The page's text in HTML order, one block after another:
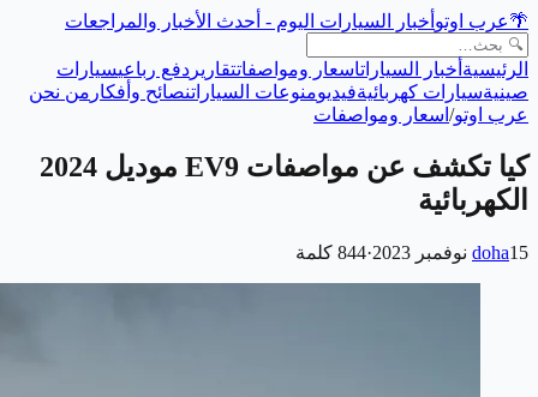
🌴عرب اوتو أخبار السيارات اليوم - أحدث الأخبار والمراجعات
الرئيسية أخبار السياراتاسعار ومواصفاتتقارير دفع رباعيسيارات
صينيةسيارات كهربائيةفيديومنوعات السياراتنصائح وأفكار من نحن
عرب اوتو/ اسعار ومواصفات
كيا تكشف عن مواصفات EV9 موديل 2024
الكهربائية
doha15 نوفمبر 2023 ·
844 كلمة